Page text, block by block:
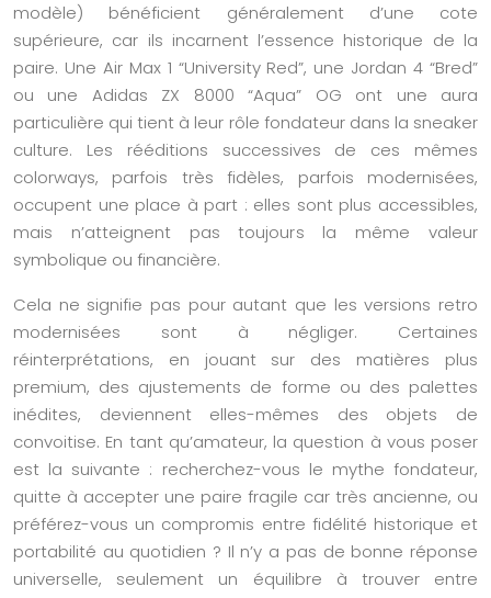
modèle) bénéficient généralement d’une cote
supérieure, car ils incarnent l’essence historique de la
paire. Une Air Max 1 “University Red”, une Jordan 4 “Bred”
ou une Adidas ZX 8000 “Aqua” OG ont une aura
particulière qui tient à leur rôle fondateur dans la sneaker
culture. Les rééditions successives de ces mêmes
colorways, parfois très fidèles, parfois modernisées,
occupent une place à part : elles sont plus accessibles,
mais n’atteignent pas toujours la même valeur
symbolique ou financière.
Cela ne signifie pas pour autant que les versions retro
modernisées sont à négliger. Certaines
réinterprétations, en jouant sur des matières plus
premium, des ajustements de forme ou des palettes
inédites, deviennent elles-mêmes des objets de
convoitise. En tant qu’amateur, la question à vous poser
est la suivante : recherchez-vous le mythe fondateur,
quitte à accepter une paire fragile car très ancienne, ou
préférez-vous un compromis entre fidélité historique et
portabilité au quotidien ? Il n’y a pas de bonne réponse
universelle, seulement un équilibre à trouver entre